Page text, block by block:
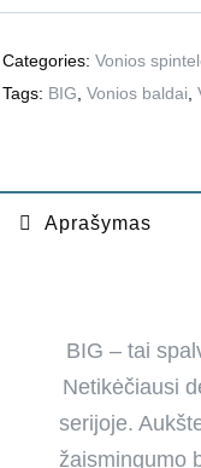
Categories: Vonios
Tags: BIG, Vonios baldai,
Aprašymas
BIG – tai
Netikėčiausi
serijoje.
žaismingumo